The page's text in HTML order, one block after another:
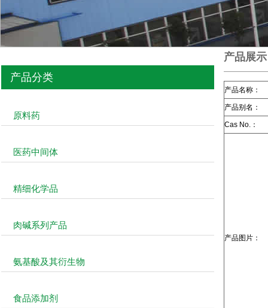
产品分类
原料药
医药中间体
精细化学品
肉碱系列产品
氨基酸及其衍生物
食品添加剂
产品展示
产品名称：
产品别名：
Cas No.：
产品图片：